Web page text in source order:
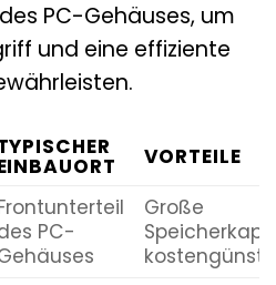
PC-Gehäuses, um
und eine effiziente
VORTEILE
PC-
Große